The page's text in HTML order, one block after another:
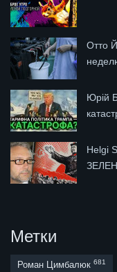
Отто
Юрій
Helgi
Метки
Роман Цимбалюк 681